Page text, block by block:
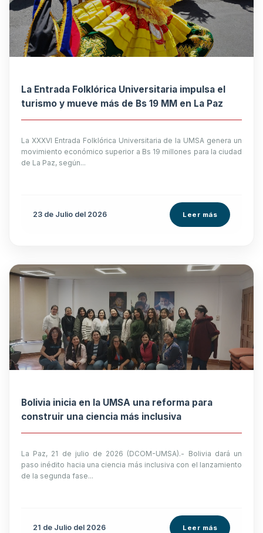
La Entrada Folklórica Universitaria impulsa el
turismo y mueve más de Bs 19 MM en La Paz
La XXXVI Entrada Folklórica Universitaria de la UMSA genera un
movimiento económico superior a Bs 19 millones para la ciudad
de La Paz, según...
23 de Julio del 2026 Leer más
Bolivia inicia en la UMSA una reforma para
construir una ciencia más inclusiva
La Paz, 21 de julio de 2026 (DCOM-UMSA).- Bolivia dará un
paso inédito hacia una ciencia más inclusiva con el lanzamiento
de la segunda fase...
21 de Julio del 2026 Leer más